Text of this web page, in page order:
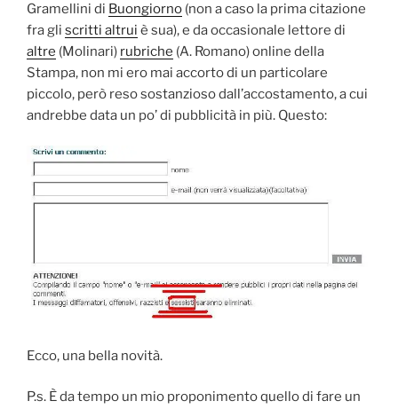
Gramellini di Buongiorno (non a caso la prima citazione
fra gli scritti altrui è sua), e da occasionale lettore di
altre (Molinari) rubriche (A. Romano) online della
Stampa, non mi ero mai accorto di un particolare
piccolo, però reso sostanzioso dall’accostamento, a cui
andrebbe data un po’ di pubblicità in più. Questo:
Ecco, una bella novità.
P.s. È da tempo un mio proponimento quello di fare un